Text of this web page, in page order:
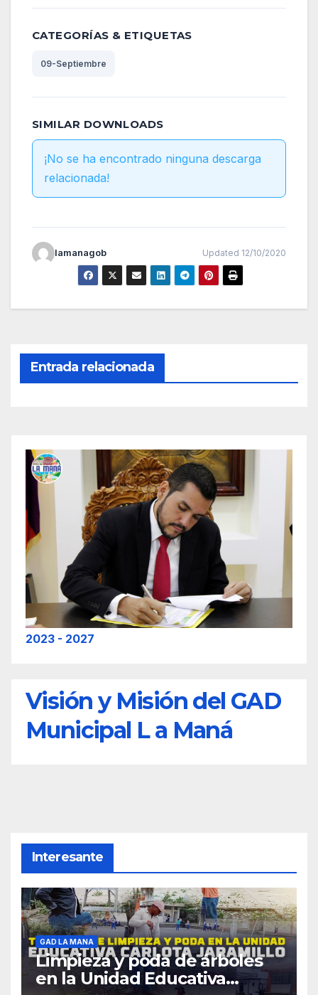
CATEGORÍAS & ETIQUETAS
09-Septiembre
SIMILAR DOWNLOADS
¡No se ha encontrado ninguna descarga
relacionada!
lamanagob Updated 12/10/2020
Entrada relacionada
2023 - 2027
Visión y Misión del GAD
Municipal L a Maná
Interesante
GAD LA MANA
Limpieza y poda de árboles
en la Unidad Educativa